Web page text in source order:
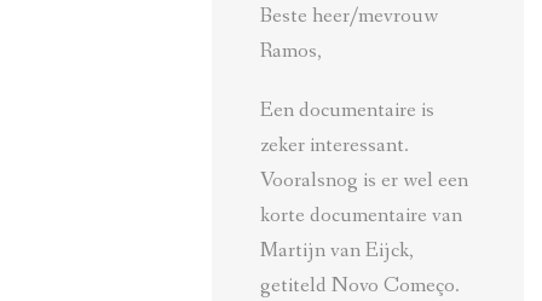
Beste heer/mevrouw
Ramos,
Een documentaire is
zeker interessant.
Vooralsnog is er wel een
korte documentaire van
Martijn van Eijck,
getiteld Novo Começo.